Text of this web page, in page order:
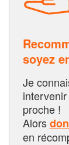
soyez
Je
proche !
Alors
en